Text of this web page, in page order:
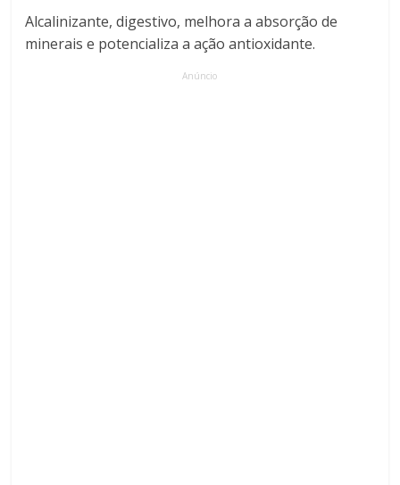
Alcalinizante, digestivo, melhora a absorção de
minerais e potencializa a ação antioxidante.
Anúncio